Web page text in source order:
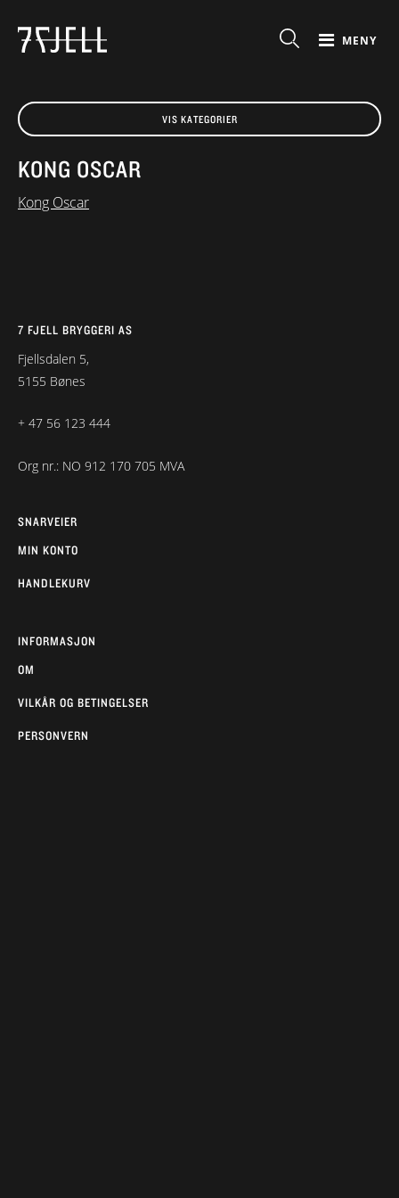
MENY
VIS KATEGORIER
KONG OSCAR
Kong Oscar
7 FJELL BRYGGERI AS
Fjellsdalen 5,
5155 Bønes
+ 47 56 123 444
Org nr.: NO 912 170 705 MVA
SNARVEIER
MIN KONTO
HANDLEKURV
INFORMASJON
OM
VILKÅR OG BETINGELSER
PERSONVERN